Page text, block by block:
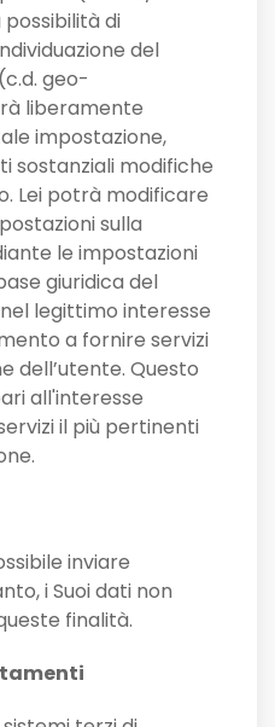
di
del
geo-
liberamente
impostazione,
sostanziali modifiche
Lei potrà modificare
sulla
le impostazioni
giuridica del
legittimo interesse
a fornire servizi
dell’utente. Questo
all'interesse
il più pertinenti
inviare
i Suoi dati non
finalità.